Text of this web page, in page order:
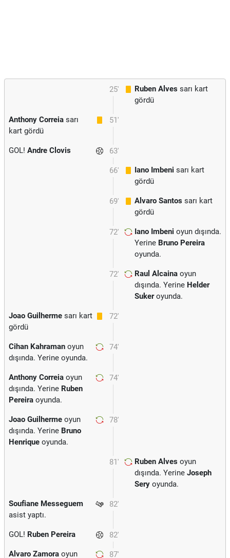
25' Ruben Alves sarı kart
gördü
51'
Anthony Correia sarı
kart gördü
63'
GOL! Andre Clovis
66' Iano Imbeni sarı kart
gördü
69' Alvaro Santos sarı kart
gördü
72' Iano Imbeni oyun dışında.
Yerine Bruno Pereira
oyunda.
72' Raul Alcaina oyun
dışında. Yerine Helder
Sukeroyunda.
72'
Joao Guilherme sarı kart
gördü
74'
Cihan Kahraman oyun
dışında. Yerine oyunda.
74'
Anthony Correia oyun
dışında. Yerine Ruben
Pereira oyunda.
78'
Joao Guilherme oyun
dışında. Yerine Bruno
Henrique oyunda.
81' Ruben Alves oyun
dışında. Yerine Joseph
Sery oyunda.
82'
Soufiane Messeguem
asist yaptı.
82'
GOL! Ruben Pereira
87'
Alvaro Zamora oyun